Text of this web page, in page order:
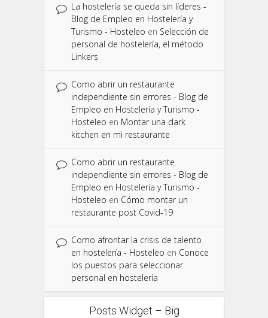
La hostelería se queda sin líderes -
Blog de Empleo en Hostelería y
Turismo - Hosteleo en Selección de
personal de hostelería, el método
Linkers
Como abrir un restaurante
independiente sin errores - Blog de
Empleo en Hostelería y Turismo -
Hosteleo en Montar una dark
kitchen en mi restaurante
Como abrir un restaurante
independiente sin errores - Blog de
Empleo en Hostelería y Turismo -
Hosteleo en Cómo montar un
restaurante post Covid-19
Como afrontar la crisis de talento
en hostelería - Hosteleo en Conoce
los puestos para seleccionar
personal en hostelería
Posts Widget – Big